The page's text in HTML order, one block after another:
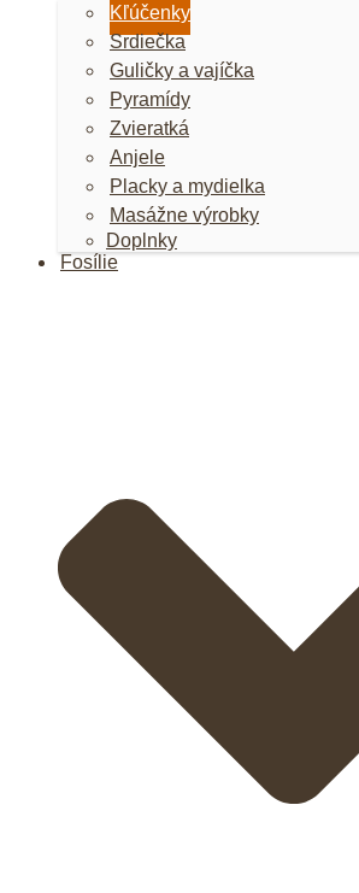
Kľúčenky
Srdiečka
Guličky a vajíčka
Pyramídy
Zvieratká
Anjele
Placky a mydielka
Masážne výrobky
Doplnky
Fosílie